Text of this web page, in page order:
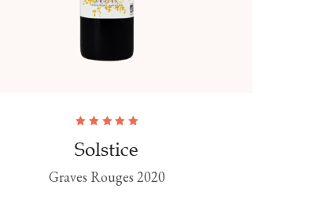
Solstice
5.00
sur
5
Graves Rouges 2020